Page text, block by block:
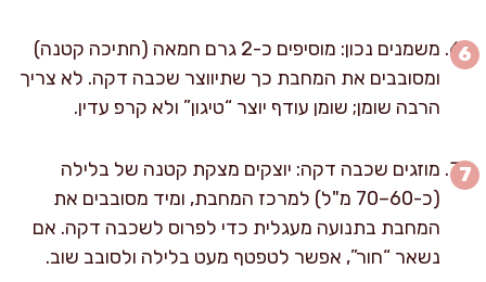
משמנים נכון: מוסיפים כ-2 גרם חמאה (חתיכה קטנה)
ומסובבים את המחבת כך שתיווצר שכבה דקה. לא צריך
הרבה שומן; שומן עודף יוצר “טיגון” ולא קרפ עדין.
מוזגים שכבה דקה: יוצקים מצקת קטנה של בלילה
(כ-60–70 מ"ל) למרכז המחבת, ומיד מסובבים את
המחבת בתנועה מעגלית כדי לפרוס לשכבה דקה. אם
נשאר “חור”, אפשר לטפטף מעט בלילה ולסובב שוב.